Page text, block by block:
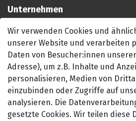
Unternehmen
Impressum
AGB
Datenschutzerklärung
Barrierefreiheitserklärung
Widerrufsrecht
Kontakt
Wir verwenden Cookies und
unserer Website und verarbeiten
Daten von Besucher:innen
Adresse), um z.B. Inhalte und
personalisieren, Medien von
einzubinden oder Zugriffe auf
analysieren. Die
gesetzte Cookies. Wir teilen diese